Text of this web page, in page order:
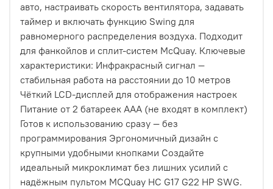
авто, настраивать скорость вентилятора, задавать
таймер и включать функцию Swing для
равномерного распределения воздуха. Подходит
для фанкойлов и сплит-систем McQuay. Ключевые
характеристики: Инфракрасный сигнал —
стабильная работа на расстоянии до 10 метров
Чёткий LCD-дисплей для отображения настроек
Питание от 2 батареек AAA (не входят в комплект)
Готов к использованию сразу — без
программирования Эргономичный дизайн с
крупными удобными кнопками Создайте
идеальный микроклимат без лишних усилий с
надёжным пультом MCQuay HC G17 G22 HP SWG.